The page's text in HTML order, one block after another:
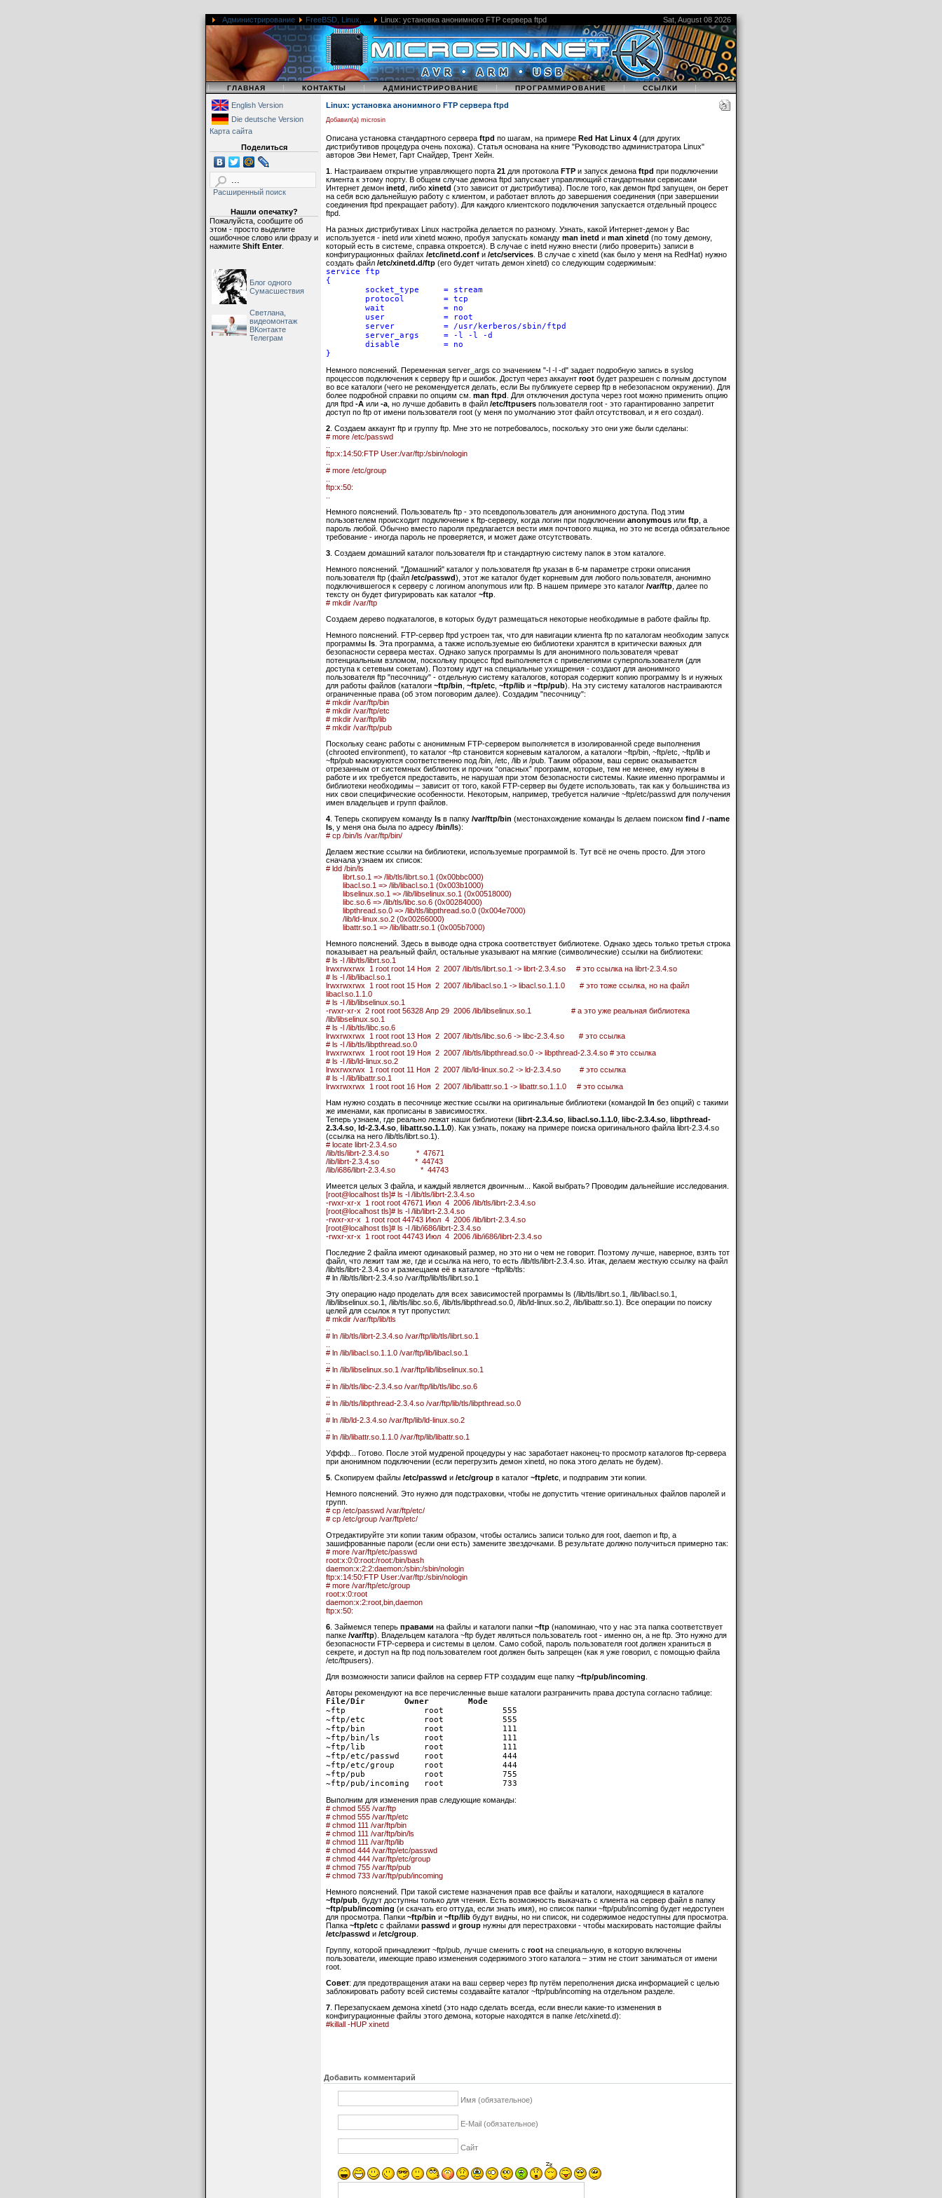
Администрирование FreeBSD, Linux, ... Linux: установка анонимного FTP сервера ftpd Sat, August 08 2026
| ГЛАВНАЯ | КОНТАКТЫ | АДМИНИСТРИРОВАНИЕ | ПРОГРАММИРОВАНИЕ | ССЫЛКИ |
English Version
Die deutsche Version
Карта сайта
Поделиться
Расширенный поиск
Нашли опечатку?
Пожалуйста, сообщите об
этом - просто выделите
ошибочное слово или фразу и
нажмите Shift Enter.
Блог одного
Сумасшествия
Светлана,
видеомонтаж
ВКонтакте
Телеграм
Linux: установка анонимного FTP сервера ftpd
Добавил(а) microsin
Описана установка стандартного сервера ftpd по шагам, на примере Red Hat Linux 4 (для других
дистрибутивов процедура очень похожа). Статья основана на книге "Руководство администратора Linux"
авторов Эви Немет, Гарт Снайдер, Трент Хейн.
1 . Настраиваем открытие управляющего порта 21 для протокола FTP и запуск демона ftpd при подключении
клиента к этому порту. В общем случае демона ftpd запускает управляющий стандартными сервисами
Интернет демон inetd , либо xinetd (это зависит от дистрибутива). После того, как демон ftpd запущен, он берет
на себя всю дальнейшую работу с клиентом, и работает вплоть до завершения соединения (при завершении
соединения ftpd прекращает работу). Для каждого клиентского подключения запускается отдельный процесс
ftpd.
На разных дистрибутивах Linux настройка делается по разному. Узнать, какой Интернет-демон у Вас
используется - inetd или xinetd можно, пробуя запускать команду man inetd и man xinetd (по тому демону,
который есть в системе, справка откроется). В случае с inetd нужно внести (либо проверить) записи в
конфигурационных файлах /etc/inetd.conf и /etc/services . В случае с xinetd (как было у меня на RedHat) нужно
создать файл /etc/xinetd.d/ftp (его будет читать демон xinetd) со следующим содержимым:
service ftp
{
socket_type = stream
protocol = tcp
wait = no
user = root
server = /usr/kerberos/sbin/ftpd
server_args = -l -l -d
disable = no
}
Немного пояснений. Переменная server_args со значением "-l -l -d" задает подробную запись в syslog
процессов подключения к серверу ftp и ошибок. Доступ через аккаунт root будет разрешен с полным доступом
во все каталоги (чего не рекомендуется делать, если Вы публикуете сервер ftp в небезопасном окружении). Для
более подробной справки по опциям см. man ftpd . Для отключения доступа через root можно применить опцию
для ftpd -A или -a , но лучше добавить в файл /etc/ftpusers пользователя root - это гарантированно запретит
доступ по ftp от имени пользователя root (у меня по умолчанию этот файл отсутствовал, и я его создал).
2 . Создаем аккаунт ftp и группу ftp. Мне это не потребовалось, поскольку это они уже были сделаны:
# more /etc/passwd
ftp:x:14:50:FTP User:/var/ftp:/sbin/nologin
# more /etc/group
ftp:x:50:
Немного пояснений. Пользователь ftp - это псевдопользователь для анонимного доступа. Под этим
пользовтелем происходит подключение к ftp-серверу, когда логин при подключении anonymous или ftp , а
пароль любой. Обычно вместо пароля предлагается вести имя почтового ящика, но это не всегда обязательное
требование - иногда пароль не проверяется, и может даже отсутствовать.
3 . Создаем домашний каталог пользователя ftp и стандартную систему папок в этом каталоге.
Немного пояснений. "Домашний" каталог у пользователя ftp указан в 6-м параметре строки описания
пользователя ftp (файл /etc/passwd), этот же каталог будет корневым для любого пользователя, анонимно
подключившегося к серверу с логином anonymous или ftp. В нашем примере это каталог /var/ftp , далее по
тексту он будет фигурировать как каталог ~ftp
# mkdir /var/ftp
Создаем дерево подкаталогов, в которых будут размещаться некоторые необходимые в работе файлы ftp.
Немного пояснений. FTP-сервер ftpd устроен так, что для навигации клиента ftp по каталогам необходим запуск
программы ls . Эта программа, а также используемые ею библиотеки хранятся в критически важных для
безопасности сервера местах. Однако запуск программы ls для анонимного пользователя чреват
потенциальным взломом, поскольку процесс ftpd выполняется с привелегиями суперпользователя (для
доступа к сетевым сокетам). Поэтому идут на специальные ухищрения - создают для анонимного
пользователя ftp "песочницу" - отдельную систему каталогов, которая содержит копию программу ls и нужных
для работы файлов (каталоги ~ftp/bin ~ftp/etc ~ftp/lib и ~ftp/pub). На эту систему каталогов настраиваются
ограниченные права (об этом поговорим далее). Создадим "песочницу":
# mkdir /var/ftp/bin
# mkdir /var/ftp/etc
# mkdir /var/ftp/lib
# mkdir /var/ftp/pub
Поскольку сеанс работы с анонимным FTP-сервером выполняется в изолированной среде выполнения
(chrooted environment), то каталог ~ftp становится корневым каталогом, а каталоги ~ftp/bin, ~ftp/etc, ~ftp/lib и
~ftp/pub маскируются соответственно под /bin, /etc, /lib и /pub. Таким образом, ваш сервис оказывается
отрезанным от системных библиотек и прочих “опасных” программ, которые, тем не менее, ему нужны в
работе и их требуется предоставить, не нарушая при этом безопасности системы. Какие именно программы и
библиотеки необходимы – зависит от того, какой FTP-сервер вы будете использовать, так как у большинства из
них свои специфические особенности. Некоторым, например, требуется наличие ~ftp/etc/passwd для получения
имен владельцев и групп файлов.
4 . Теперь скопируем команду ls в папку /var/ftp/bin (местонахождение команды ls делаем поиском find / -name
ls , у меня она была по адресу /bin/ls):
# cp /bin/ls /var/ftp/bin/
Делаем жесткие ссылки на библиотеки, используемые программой ls. Тут всё не очень просто. Для этого
сначала узнаем их список:
# ldd /bin/ls
librt.so.1 => /lib/tls/librt.so.1 (0x00bbc000)
libacl.so.1 => /lib/libacl.so.1 (0x003b1000)
libselinux.so.1 => /lib/libselinux.so.1 (0x00518000)
libc.so.6 => /lib/tls/libc.so.6 (0x00284000)
libpthread.so.0 => /lib/tls/libpthread.so.0 (0x004e7000)
/lib/ld-linux.so.2 (0x00266000)
libattr.so.1 => /lib/libattr.so.1 (0x005b7000)
Немного пояснений. Здесь в выводе одна строка соответствует библиотеке. Однако здесь только третья строка
показывает на реальный файл, остальные указывают на мягкие (символические) ссылки на библиотеки:
# ls -l /lib/tls/librt.so.1
lrwxrwxrwx 1 root root 14 Ноя 2 2007 /lib/tls/librt.so.1 -> librt-2.3.4.so # это ссылка на librt-2.3.4.so
# ls -l /lib/libacl.so.1
lrwxrwxrwx 1 root root 15 Ноя 2 2007 /lib/libacl.so.1 -> libacl.so.1.1.0 # это тоже ссылка, но на файл
libacl.so.1.1.0
# ls -l /lib/libselinux.so.1
-rwxr-xr-x 2 root root 56328 Апр 29 2006 /lib/libselinux.so.1 # а это уже реальная библиотека
/lib/libselinux.so.1
# ls -l /lib/tls/libc.so.6
lrwxrwxrwx 1 root root 13 Ноя 2 2007 /lib/tls/libc.so.6 -> libc-2.3.4.so # это ссылка
# ls -l /lib/tls/libpthread.so.0
lrwxrwxrwx 1 root root 19 Ноя 2 2007 /lib/tls/libpthread.so.0 -> libpthread-2.3.4.so # это ссылка
# ls -l /lib/ld-linux.so.2
lrwxrwxrwx 1 root root 11 Ноя 2 2007 /lib/ld-linux.so.2 -> ld-2.3.4.so # это ссылка
# ls -l /lib/libattr.so.1
lrwxrwxrwx 1 root root 16 Ноя 2 2007 /lib/libattr.so.1 -> libattr.so.1.1.0 # это ссылка
Нам нужно создать в песочнице жесткие ссылки на оригинальные библиотеки (командой ln без опций) с такими
же именами, как прописаны в зависимостях.
Теперь узнаем, где реально лежат наши библиотеки (librt-2.3.4.so libacl.so.1.1.0 libc-2.3.4.so libpthread-
2.3.4.so ld-2.3.4.so libattr.so.1.1.0). Как узнать, покажу на примере поиска оригинального файла librt-2.3.4.so
(ссылка на него /lib/tls/librt.so.1).
# locate librt-2.3.4.so
/lib/tls/librt-2.3.4.so * 47671
/lib/librt-2.3.4.so * 44743
/lib/i686/librt-2.3.4.so * 44743
Имеется целых 3 файла, и каждый является двоичным... Какой выбрать? Проводим дальнейшие исследования.
[root@localhost tls]# ls -l /lib/tls/librt-2.3.4.so
-rwxr-xr-x 1 root root 47671 Июл 4 2006 /lib/tls/librt-2.3.4.so
[root@localhost tls]# ls -l /lib/librt-2.3.4.so
-rwxr-xr-x 1 root root 44743 Июл 4 2006 /lib/librt-2.3.4.so
[root@localhost tls]# ls -l /lib/i686/librt-2.3.4.so
-rwxr-xr-x 1 root root 44743 Июл 4 2006 /lib/i686/librt-2.3.4.so
Последние 2 файла имеют одинаковый размер, но это ни о чем не говорит. Поэтому лучше, наверное, взять тот
файл, что лежит там же, где и ссылка на него, то есть /lib/tls/librt-2.3.4.so. Итак, делаем жесткую ссылку на файл
/lib/tls/librt-2.3.4.so и размещаем её в каталоге ~ftp/lib/tls:
# ln /lib/tls/librt-2.3.4.so /var/ftp/lib/tls/librt.so.1
Эту операцию надо проделать для всех зависимостей программы ls (/lib/tls/librt.so.1, /lib/libacl.so.1,
/lib/libselinux.so.1, /lib/tls/libc.so.6, /lib/tls/libpthread.so.0, /lib/ld-linux.so.2, /lib/libattr.so.1). Все операции по поиску
целей для ссылок я тут пропустил:
# mkdir /var/ftp/lib/tls
# ln /lib/tls/librt-2.3.4.so /var/ftp/lib/tls/librt.so.1
# ln /lib/libacl.so.1.1.0 /var/ftp/lib/libacl.so.1
# ln /lib/libselinux.so.1 /var/ftp/lib/libselinux.so.1
# ln /lib/tls/libc-2.3.4.so /var/ftp/lib/tls/libc.so.6
# ln /lib/tls/libpthread-2.3.4.so /var/ftp/lib/tls/libpthread.so.0
# ln /lib/ld-2.3.4.so /var/ftp/lib/ld-linux.so.2
# ln /lib/libattr.so.1.1.0 /var/ftp/lib/libattr.so.1
Уффф... Готово. После этой мудреной процедуры у нас заработает наконец-то просмотр каталогов ftp-сервера
при анонимном подключении (если перегрузить демон xinetd, но пока этого делать не будем).
5 . Скопируем файлы /etc/passwd и /etc/group в каталог ~ftp/etc , и подправим эти копии.
Немного пояснений. Это нужно для подстраховки, чтобы не допустить чтение оригинальных файлов паролей и
групп.
# cp /etc/passwd /var/ftp/etc/
# cp /etc/group /var/ftp/etc/
Отредактируйте эти копии таким образом, чтобы остались записи только для root, daemon и ftp, а
зашифрованные пароли (если они есть) замените звездочками. В результате должно получиться примерно так:
# more /var/ftp/etc/passwd
root:x:0:0:root:/root:/bin/bash
daemon:x:2:2:daemon:/sbin:/sbin/nologin
ftp:x:14:50:FTP User:/var/ftp:/sbin/nologin
# more /var/ftp/etc/group
root:x:0:root
daemon:x:2:root,bin,daemon
ftp:x:50:
6 . Займемся теперь правами на файлы и каталоги папки ~ftp (напоминаю, что у нас эта папка соответствует
папке /var/ftp). Владельцем каталога ~ftp будет являться пользователь root - именно он, а не ftp. Это нужно для
безопасности FTP-сервера и системы в целом. Само собой, пароль пользователя root должен храниться в
секрете, и доступ на ftp под пользователем root должен быть запрещен (как я уже говорил, с помощью файла
/etc/ftpusers).
Для возможности записи файлов на сервер FTP создадим еще папку ~ftp/pub/incoming
Авторы рекомендуют на все перечисленные выше каталоги разграничить права доступа согласно таблице:
File/Dir Owner Mode
~ftp root 555
~ftp/etc root 555
~ftp/bin root 111
~ftp/bin/ls root 111
~ftp/lib root 111
~ftp/etc/passwd root 444
~ftp/etc/group root 444
~ftp/pub root 755
~ftp/pub/incoming root 733
Выполним для изменения прав следующие команды:
# chmod 555 /var/ftp
# chmod 555 /var/ftp/etc
# chmod 111 /var/ftp/bin
# chmod 111 /var/ftp/bin/ls
# chmod 111 /var/ftp/lib
# chmod 444 /var/ftp/etc/passwd
# chmod 444 /var/ftp/etc/group
# chmod 755 /var/ftp/pub
# chmod 733 /var/ftp/pub/incoming
Немного пояснений. При такой системе назначения прав все файлы и каталоги, находящиеся в каталоге
~ftp/pub , будут доступны только для чтения. Есть возможность выкачать с клиента на сервер файл в папку
~ftp/pub/incoming (и скачать его оттуда, если знать имя), но список папки ~ftp/pub/incoming будет недоступен
для просмотра. Папки ~ftp/bin и ~ftp/lib будут видны, но ни список, ни содержимое недоступны для просмотра.
Папка ~ftp/etc с файлами passwd и group нужны для перестраховки - чтобы маскировать настоящие файлы
/etc/passwd и /etc/group
Группу, которой принадлежит ~ftp/pub, лучше сменить с root на специальную, в которую включены
пользователи, имеющие право изменения содержимого этого каталога – этим не стоит заниматься от имени
root.
Совет: для предотвращения атаки на ваш сервер через ftp путём переполнения диска информацией с целью
заблокировать работу всей системы создавайте каталог ~ftp/pub/incoming на отдельном разделе.
7 . Перезапускаем демона xinetd (это надо сделать всегда, если внесли какие-то изменения в
конфигурационные файлы этого демона, которые находятся в папке /etc/xinetd.d):
#killall -HUP xinetd
Добавить комментарий
Имя (обязательное)
E-Mail (обязательное)
Сайт